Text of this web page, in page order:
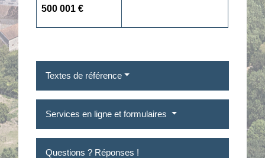
500 001 €
Textes de référence
Services en ligne et formulaires
Questions ? Réponses !